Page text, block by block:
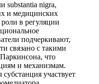
substantia nigra,
и медицинских
в регуляции
подчеркивают,
связано с такими
что
и механизмам.
участвует